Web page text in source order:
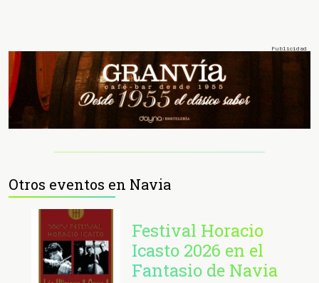
Otros eventos en Navia
Festival Horacio
Icasto 2026 en el
Fantasio de Navia